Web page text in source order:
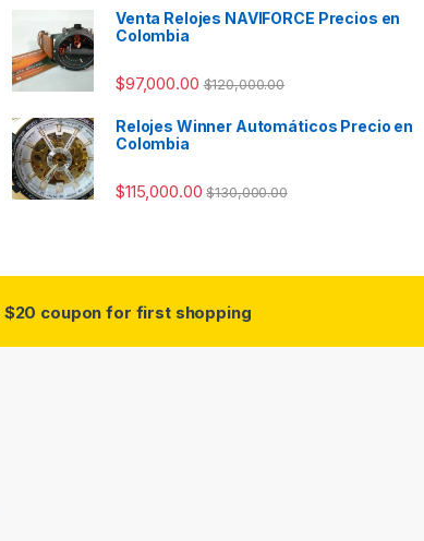
Venta Relojes NAVIFORCE Precios en
Colombia
$97,000.00 $120,000.00
Relojes Winner Automáticos Precio en
Colombia
$115,000.00 $130,000.00
$20 coupon for first shopping